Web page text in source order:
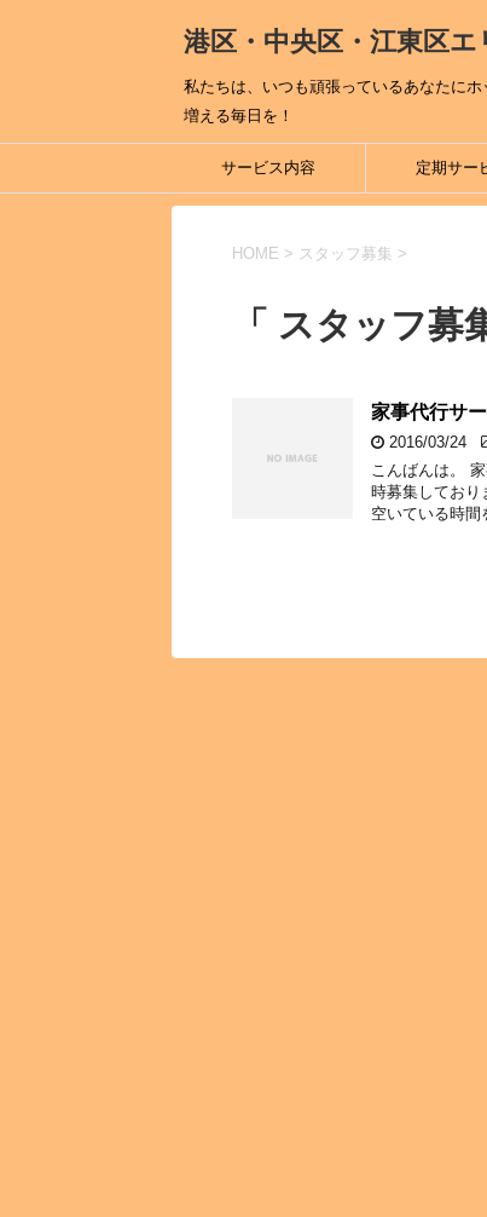
港区・中央区・江東区エ
私たちは、いつも頑張っているあなたに
増える毎日を！
サービス内容 定期サー
HOME > スタッフ募集 >
「 スタッフ募
家事代行サ
2016/03/24
こんばんは。
時募集しており
空いている時